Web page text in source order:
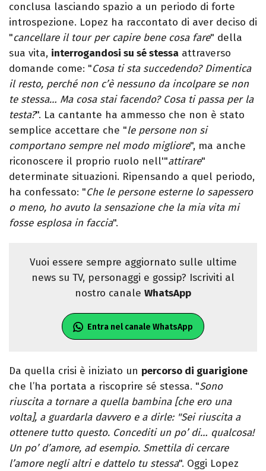
conclusa lasciando spazio a un periodo di forte
introspezione. Lopez ha raccontato di aver deciso di
"cancellare il tour per capire bene cosa fare" della
sua vita, interrogandosi su sé stessa attraverso
domande come: "Cosa ti sta succedendo? Dimentica
il resto, perché non c’è nessuno da incolpare se non
te stessa… Ma cosa stai facendo? Cosa ti passa per la
testa?". La cantante ha ammesso che non è stato
semplice accettare che "le persone non si
comportano sempre nel modo migliore", ma anche
riconoscere il proprio ruolo nell'"attirare"
determinate situazioni. Ripensando a quel periodo,
ha confessato: "Che le persone esterne lo sapessero
o meno, ho avuto la sensazione che la mia vita mi
fosse esplosa in faccia".
Vuoi essere sempre aggiornato sulle ultime
news su TV, personaggi e gossip? Iscriviti al
nostro canale WhatsApp
Entra nel canale WhatsApp
Da quella crisi è iniziato un percorso di guarigione
che l’ha portata a riscoprire sé stessa. "Sono
riuscita a tornare a quella bambina [che ero una
volta], a guardarla davvero e a dirle: "Sei riuscita a
ottenere tutto questo. Concediti un po’ di… qualcosa!
Un po’ d’amore, ad esempio. Smettila di cercare
l’amore negli altri e dattelo tu stessa". Oggi Lopez